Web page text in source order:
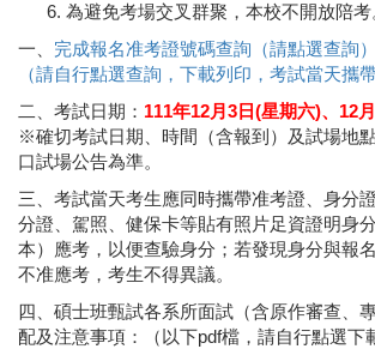
為避免考場交叉群聚，本校不開放陪考
一、 完成報名准考證號碼查詢（請點選查詢）
（請自行點選查詢，下載列印，考試當天攜帶
二、考試日期： 111年12月3日(星期六)、12
※確切考試日期、時間（含報到）及試場地
口試場公告為準。
三、考試當天考生應同時攜帶准考證、身分
分證、駕照、健保卡等貼有照片足資證明身
本）應考，以便查驗身分；若發現身分與報
不准應考，考生不得異議。
四、碩士班甄試各系所面試（含原作審查、
配及注意事項：（以下pdf檔，請自行點選下